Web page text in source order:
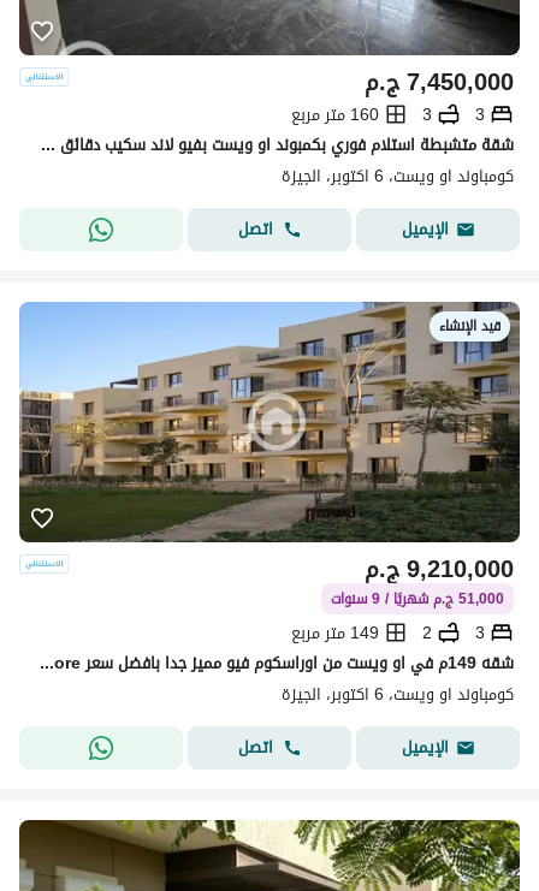
ج.م7,450,000
3
3
160 متر مربع
شقة متشبطة استلام فوري بكمبوند او ويست بفيو لاند سكيب دقائق من مول العرب ومول مصر
كومباوند او ويست، 6 اكتوبر، الجيزة
الإيميل
اتصل
قيد الإنشاء
ج.م9,210,000
51,000 ج.م شهريًا / 9 سنوات
3
2
149 متر مربع
شقه 149م في او ويست من اوراسكوم فيو مميز جدا بافضل سعر core مرحله o west
كومباوند او ويست، 6 اكتوبر، الجيزة
الإيميل
اتصل